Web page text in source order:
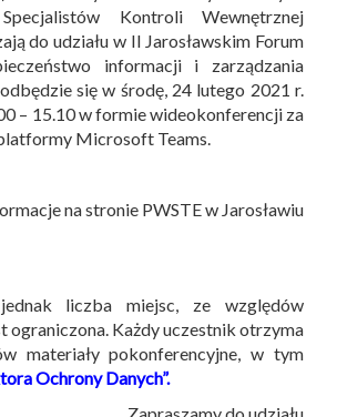
Kontroli Wewnętrznej
do udziału w II Jarosławskim Forum
informacji i zarządzania
się w środę, 24 lutego 2021 r.
– 15.10 w formie wideokonferencji za
Microsoft Teams.
na stronie PWSTE w Jarosławiu
liczba miejsc, ze względów
ograniczona. Każdy uczestnik otrzyma
materiały pokonferencyjne, w tym
Ochrony Danych”.
Zapraszamy do udziału